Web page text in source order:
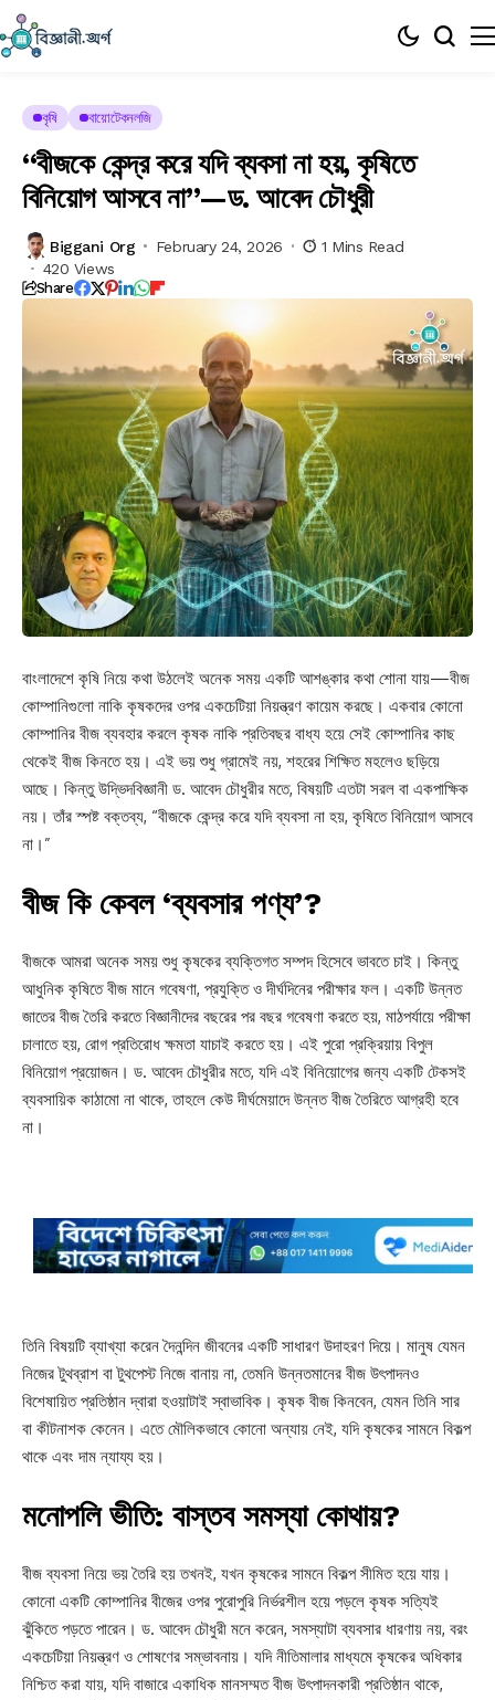
কৃষি বায়োটেকনলজি
“বীজকে কেন্দ্র করে যদি ব্যবসা না হয়, কৃষিতে
বিনিয়োগ আসবে না”—ড. আবেদ চৌধুরী
Biggani Org February 24, 2026
1 Mins Read
420 Views
Share
বাংলাদেশে কৃষি নিয়ে কথা উঠলেই অনেক সময় একটি আশঙ্কার কথা শোনা যায়—বীজ
কোম্পানিগুলো নাকি কৃষকদের ওপর একচেটিয়া নিয়ন্ত্রণ কায়েম করছে। একবার কোনো
কোম্পানির বীজ ব্যবহার করলে কৃষক নাকি প্রতিবছর বাধ্য হয়ে সেই কোম্পানির কাছ
থেকেই বীজ কিনতে হয়। এই ভয় শুধু গ্রামেই নয়, শহরের শিক্ষিত মহলেও ছড়িয়ে
আছে। কিন্তু উদ্ভিদবিজ্ঞানী ড. আবেদ চৌধুরীর মতে, বিষয়টি এতটা সরল বা একপাক্ষিক
নয়। তাঁর স্পষ্ট বক্তব্য, “বীজকে কেন্দ্র করে যদি ব্যবসা না হয়, কৃষিতে বিনিয়োগ আসবে
না।”
বীজ কি কেবল ‘ব্যবসার পণ্য’?
বীজকে আমরা অনেক সময় শুধু কৃষকের ব্যক্তিগত সম্পদ হিসেবে ভাবতে চাই। কিন্তু
আধুনিক কৃষিতে বীজ মানে গবেষণা, প্রযুক্তি ও দীর্ঘদিনের পরীক্ষার ফল। একটি উন্নত
জাতের বীজ তৈরি করতে বিজ্ঞানীদের বছরের পর বছর গবেষণা করতে হয়, মাঠপর্যায়ে পরীক্ষা
চালাতে হয়, রোগ প্রতিরোধ ক্ষমতা যাচাই করতে হয়। এই পুরো প্রক্রিয়ায় বিপুল
বিনিয়োগ প্রয়োজন। ড. আবেদ চৌধুরীর মতে, যদি এই বিনিয়োগের জন্য একটি টেকসই
ব্যবসায়িক কাঠামো না থাকে, তাহলে কেউ দীর্ঘমেয়াদে উন্নত বীজ তৈরিতে আগ্রহী হবে
না।
তিনি বিষয়টি ব্যাখ্যা করেন দৈনন্দিন জীবনের একটি সাধারণ উদাহরণ দিয়ে। মানুষ যেমন
নিজের টুথব্রাশ বা টুথপেস্ট নিজে বানায় না, তেমনি উন্নতমানের বীজ উৎপাদনও
বিশেষায়িত প্রতিষ্ঠান দ্বারা হওয়াটাই স্বাভাবিক। কৃষক বীজ কিনবেন, যেমন তিনি সার
বা কীটনাশক কেনেন। এতে মৌলিকভাবে কোনো অন্যায় নেই, যদি কৃষকের সামনে বিকল্প
থাকে এবং দাম ন্যায্য হয়।
মনোপলি ভীতি: বাস্তব সমস্যা কোথায়?
বীজ ব্যবসা নিয়ে ভয় তৈরি হয় তখনই, যখন কৃষকের সামনে বিকল্প সীমিত হয়ে যায়।
কোনো একটি কোম্পানির বীজের ওপর পুরোপুরি নির্ভরশীল হয়ে পড়লে কৃষক সত্যিই
ঝুঁকিতে পড়তে পারেন। ড. আবেদ চৌধুরী মনে করেন, সমস্যাটা ব্যবসার ধারণায় নয়, বরং
একচেটিয়া নিয়ন্ত্রণ ও শোষণের সম্ভাবনায়। যদি নীতিমালার মাধ্যমে কৃষকের অধিকার
নিশ্চিত করা যায়, যদি বাজারে একাধিক মানসম্মত বীজ উৎপাদনকারী প্রতিষ্ঠান থাকে,